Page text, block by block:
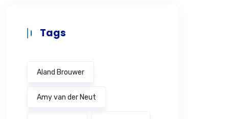
Tags
Aland Brouwer
Amy van der Neut